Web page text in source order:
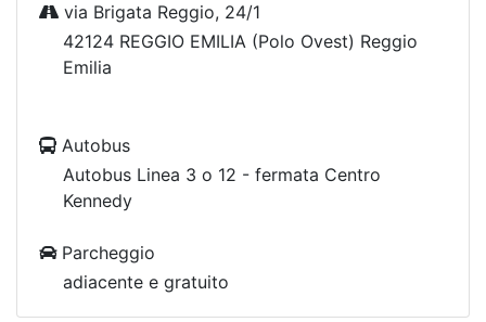
via Brigata Reggio, 24/1
42124 REGGIO EMILIA (Polo Ovest) Reggio
Emilia
Autobus
Autobus Linea 3 o 12 - fermata Centro
Kennedy
Parcheggio
adiacente e gratuito